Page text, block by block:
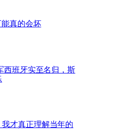
真的会坏
西班牙实至名归，斯
才真正理解当年的